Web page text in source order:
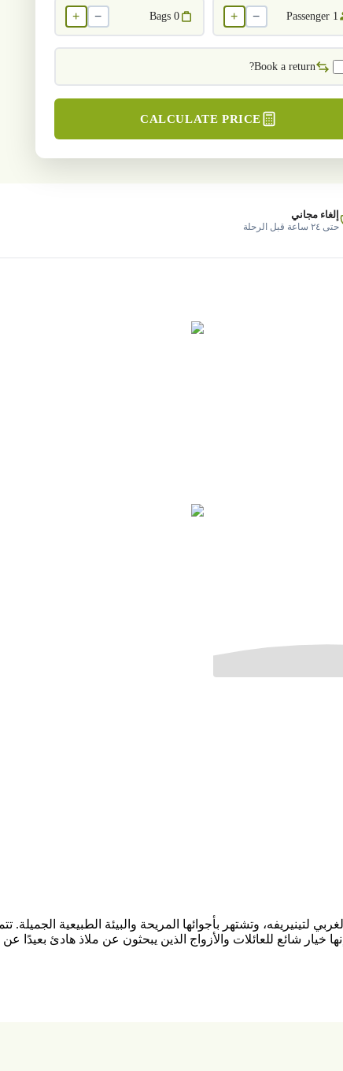
1
Passenger
−
+
0
Bags
−
+
Book a return?
CALCULATE PRICE
إلغاء مجاني
حتى ٢٤ ساعة قبل الرحلة
وتشتهر بأجوائها المريحة والبيئة الطبيعية الجميلة.
شائع للعائلات والأزواج الذين يبحثون عن ملاذ هادئ بعيدًا عن